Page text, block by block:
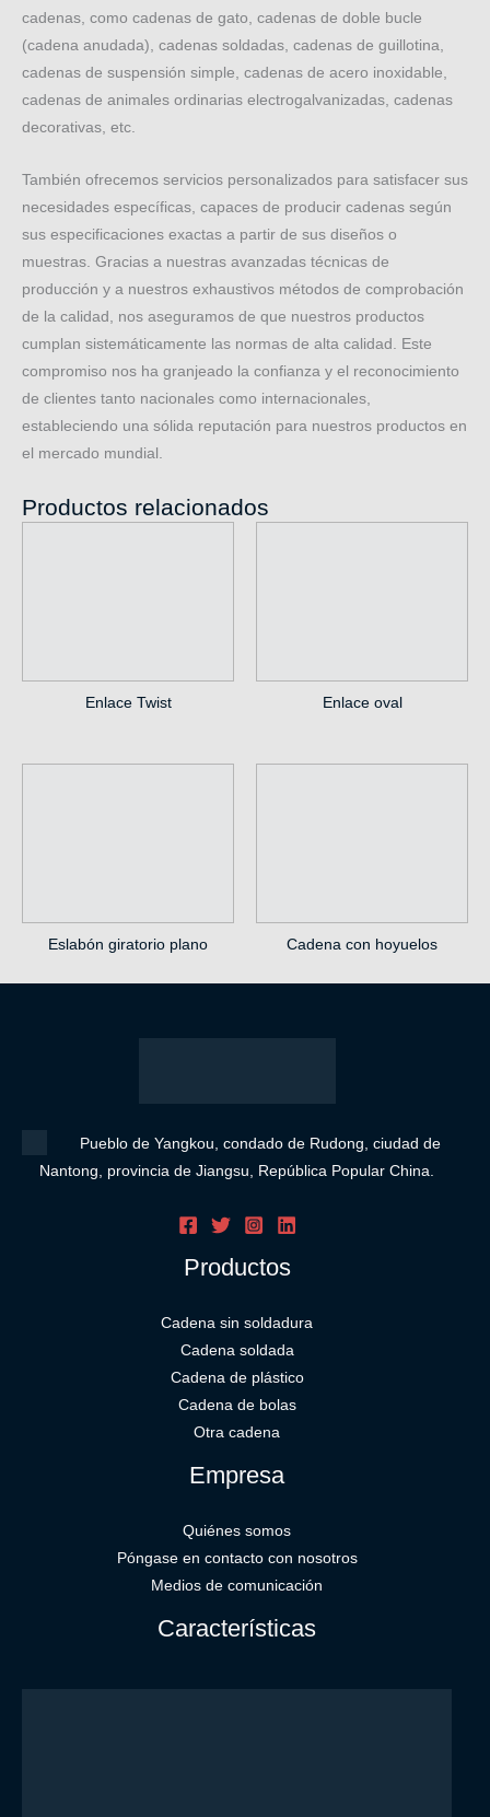
cadenas, como cadenas de gato, cadenas de doble bucle
(cadena anudada), cadenas soldadas, cadenas de guillotina,
cadenas de suspensión simple, cadenas de acero inoxidable,
cadenas de animales ordinarias electrogalvanizadas, cadenas
decorativas, etc.
También ofrecemos servicios personalizados para satisfacer sus
necesidades específicas, capaces de producir cadenas según
sus especificaciones exactas a partir de sus diseños o
muestras. Gracias a nuestras avanzadas técnicas de
producción y a nuestros exhaustivos métodos de comprobación
de la calidad, nos aseguramos de que nuestros productos
cumplan sistemáticamente las normas de alta calidad. Este
compromiso nos ha granjeado la confianza y el reconocimiento
de clientes tanto nacionales como internacionales,
estableciendo una sólida reputación para nuestros productos en
el mercado mundial.
Productos relacionados
Enlace Twist Enlace oval
Eslabón giratorio plano Cadena con hoyuelos
Pueblo de Yangkou, condado de Rudong, ciudad de
Nantong, provincia de Jiangsu, República Popular China.
Productos
Cadena sin soldadura
Cadena soldada
Cadena de plástico
Cadena de bolas
Otra cadena
Empresa
Quiénes somos
Póngase en contacto con nosotros
Medios de comunicación
Características